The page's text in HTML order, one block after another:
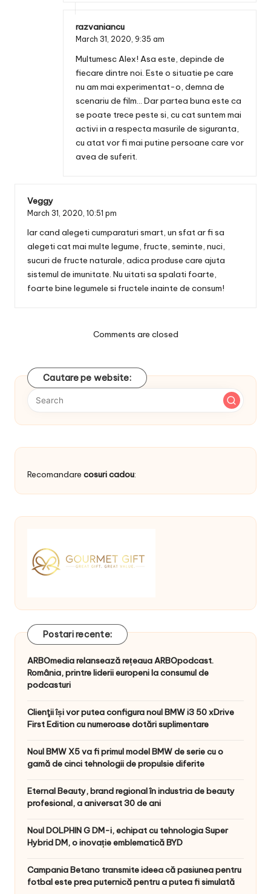
razvaniancu
March 31, 2020, 9:35 am
Multumesc Alex! Asa este, depinde de
fiecare dintre noi. Este o situatie pe care
nu am mai experimentat-o, demna de
scenariu de film… Dar partea buna este ca
se poate trece peste si, cu cat suntem mai
activi in a respecta masurile de siguranta,
cu atat vor fi mai putine persoane care vor
avea de suferit.
Veggy
March 31, 2020, 10:51 pm
Iar cand alegeti cumparaturi smart, un sfat ar fi sa
alegeti cat mai multe legume, fructe, seminte, nuci,
sucuri de fructe naturale, adica produse care ajuta
sistemul de imunitate. Nu uitati sa spalati foarte,
foarte bine legumele si fructele inainte de consum!
Comments are closed
Cautare pe website:
Recomandare cosuri cadou:
Postari recente:
ARBOmedia relansează rețeaua ARBOpodcast.
România, printre liderii europeni la consumul de
podcasturi
Clienţii își vor putea configura noul BMW i3 50 xDrive
First Edition cu numeroase dotări suplimentare
Noul BMW X5 va fi primul model BMW de serie cu o
gamă de cinci tehnologii de propulsie diferite
Eternal Beauty, brand regional în industria de beauty
profesional, a aniversat 30 de ani
Noul DOLPHIN G DM-i, echipat cu tehnologia Super
Hybrid DM, o inovație emblematică BYD
Campania Betano transmite ideea că pasiunea pentru
fotbal este prea puternică pentru a putea fi simulată